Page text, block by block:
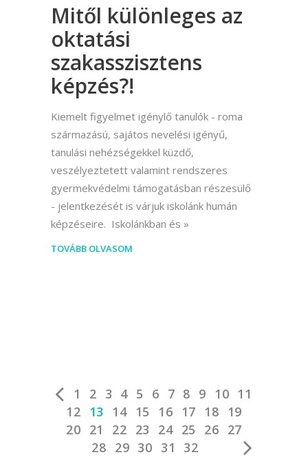
Mitől különleges az
oktatási
szakasszisztens
képzés?!
Kiemelt figyelmet igénylő tanulók - roma
származású, sajátos nevelési igényű,
tanulási nehézségekkel küzdő,
veszélyeztetett valamint rendszeres
gyermekvédelmi támogatásban részesülő
- jelentkezését is várjuk iskolánk humán
képzéseire. Iskolánkban és
TOVÁBB OLVASOM
1 2 3 4 5 6 7 8 9 10 11
12 13 14 15 16 17 18
19
20 21 22 23 24 25 26 27
28 29 30 31 32